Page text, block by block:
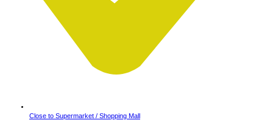
Close to Supermarket / Shopping Mall